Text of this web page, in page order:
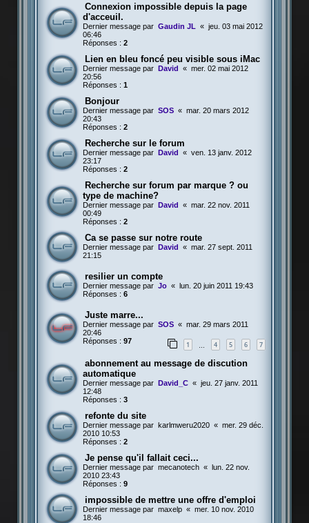
Connexion impossible depuis la page
d'acceuil.
Dernier message par Gaudin JL « jeu. 03 mai 2012
06:46
Réponses : 2
Lien en bleu foncé peu visible sous iMac
Dernier message par David « mer. 02 mai 2012
20:56
Réponses : 1
Bonjour
Dernier message par SOS « mar. 20 mars 2012
20:43
Réponses : 2
Recherche sur le forum
Dernier message par David « ven. 13 janv. 2012
23:17
Réponses : 2
Recherche sur forum par marque ? ou
type de machine?
Dernier message par David « mar. 22 nov. 2011
00:49
Réponses : 2
Ca se passe sur notre route
Dernier message par David « mar. 27 sept. 2011
21:15
resilier un compte
Dernier message par Jo « lun. 20 juin 2011 19:43
Réponses : 6
Juste marre...
Dernier message par SOS « mar. 29 mars 2011
20:46
Réponses : 97 1 4 5 6 7
abonnement au message de discution
automatique
Dernier message par David_C « jeu. 27 janv. 2011
12:48
Réponses : 3
refonte du site
Dernier message par karlmweru2020 « mer. 29 déc.
2010 10:53
Réponses : 2
Je pense qu'il fallait ceci...
Dernier message par mecanotech «
lun. 22 nov.
2010 23:43
Réponses : 9
impossible de mettre une offre d'emploi
Dernier message par maxelp « mer. 10 nov. 2010
18:46